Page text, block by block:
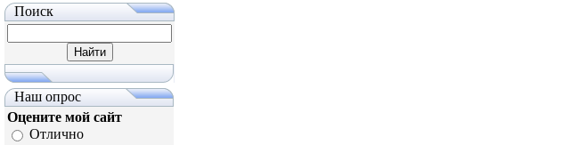
Поиск
Наш опрос
Оцените мой сайт
Отлично